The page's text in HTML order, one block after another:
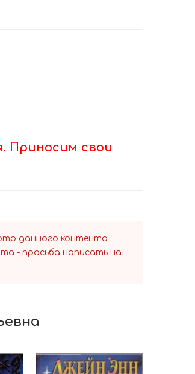
Приносим свои
данного контента
- просьба написать на